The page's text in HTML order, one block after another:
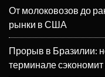
От молоковозов до
рынки в США
Прорыв в Бразилии:
терминале сэкономит